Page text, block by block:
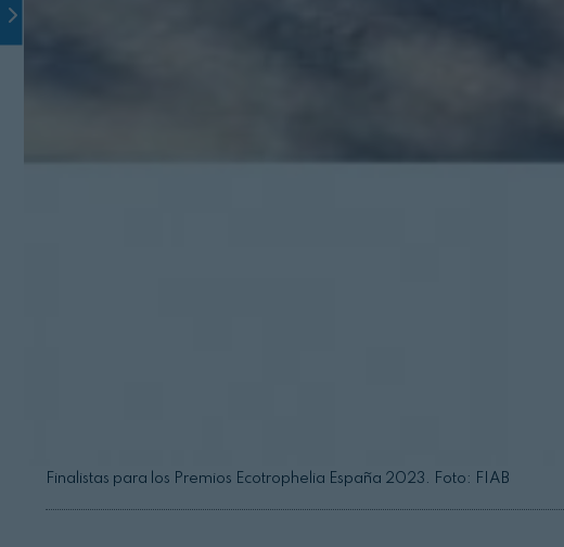
Finalistas para los Premios Ecotrophelia España 2023. Foto: FIAB